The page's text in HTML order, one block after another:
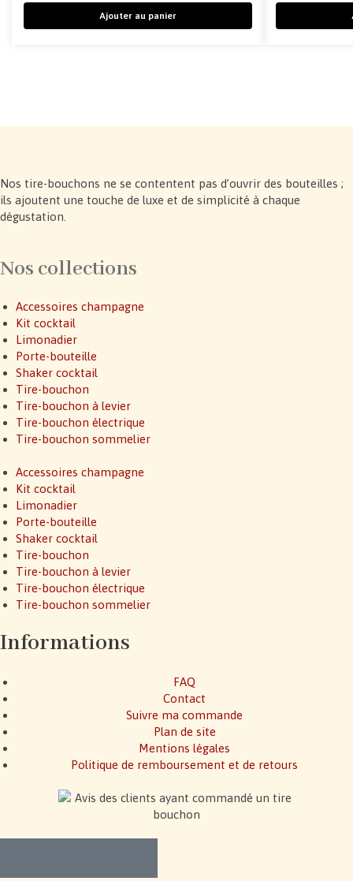
Ajouter au panier
Nos tire-bouchons ne se contentent pas d’ouvrir des bouteilles ;
ils ajoutent une touche de luxe et de simplicité à chaque
dégustation.
Nos collections
Accessoires champagne
Kit cocktail
Limonadier
Porte-bouteille
Shaker cocktail
Tire-bouchon
Tire-bouchon à levier
Tire-bouchon électrique
Tire-bouchon sommelier
Accessoires champagne
Kit cocktail
Limonadier
Porte-bouteille
Shaker cocktail
Tire-bouchon
Tire-bouchon à levier
Tire-bouchon électrique
Tire-bouchon sommelier
Informations
FAQ
Contact
Suivre ma commande
Plan de site
Mentions légales
Politique de remboursement et de retours